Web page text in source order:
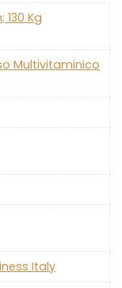
130 Kg
Multivitaminico
Italy